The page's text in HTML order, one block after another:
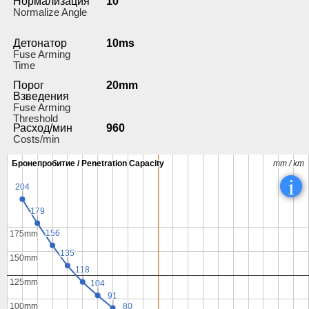
Normalize Angle
Детонатор
Fuse Arming
Time
10ms
Порог
Взведения
Fuse Arming
Threshold
20mm
Расход/мин
Costs/min
960
i
Бронепробитие / Penetration Capacity
Бронепробитие / Penetration Capacity
100mm
100mm
125mm
125mm
150mm
150mm
175mm
175mm
mm / km
mm / km
204
204
179
179
156
156
135
135
118
118
104
104
91
91
80
80